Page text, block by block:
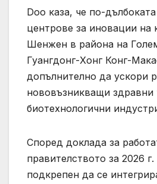
Doo каза, че по-
центрове за иновации на
Шенжен в района на
Гуангдонг-Хонг Конг-
допълнително да ускори
нововъзникващи здравни
биотехнологични
Според доклада за
правителството за 2026
подкрепен да се